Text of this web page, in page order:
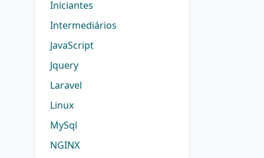
Iniciantes
Intermediários
JavaScript
Jquery
Laravel
Linux
MySql
NGINX